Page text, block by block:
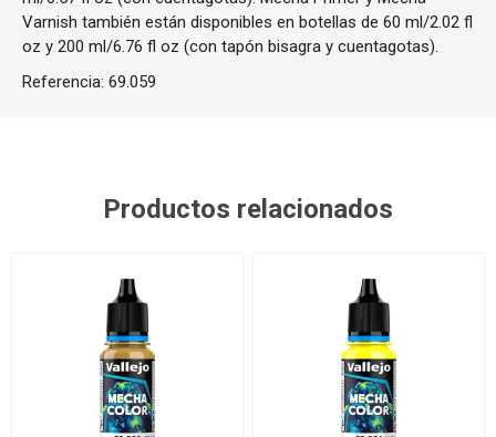
Varnish también están disponibles en botellas de 60 ml/2.02 fl
oz y 200 ml/6.76 fl oz (con tapón bisagra y cuentagotas).
Referencia: 69.059
Productos relacionados